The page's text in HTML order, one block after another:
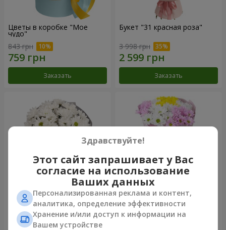
Цветы в коробке "Мое
чудо"
843 грн
Заказать
Букет "31 красная роза"
3 998 грн
Заказать
Букет "Киото" из 5 белых
хризантем
1 066 грн
Букет "Времена года"
Здравствуйте!
Этот сайт запрашивает у Вас
согласие на использование
Ваших данных
Персонализированная реклама и контент,
аналитика, определение эффективности
Хранение и/или доступ к информации на
Вашем устройстве